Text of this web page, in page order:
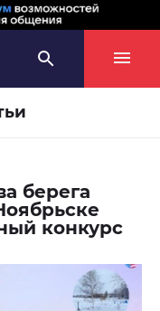
берега
конкурс